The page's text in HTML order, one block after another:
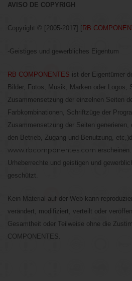
AVISO DE COPYRIGH
Copyright © [2005-2017] [ RB
-Geistiges und gewerbliches Eigentum
RB COMPONENTES ist der Eigentümer
Bilder, Fotos, Musik, Marken oder Logos,
Zusammensetzung der einzelnen Seiten
Farbkombinationen, Schriftzüge der
Zusammensetzung der Seiten
den Betrieb, Zugang und Benutzung,
www.rbcomponentes.com
Urheberrechte und geistigen und
geschützt.
Kein Material auf der Web kann
verändert, modifiziert, verteilt oder
Gesamtheit oder Teilweise ohne die
COMPONENTES.